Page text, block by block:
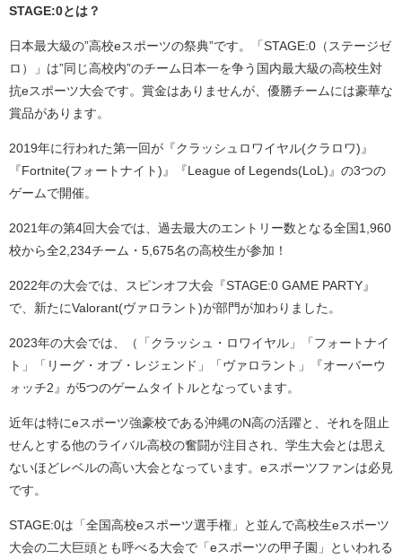
STAGE:0とは？
日本最大級の”高校eスポーツの祭典”です。「STAGE:0（ステージゼ
ロ）」は”同じ高校内”のチーム日本一を争う国内最大級の高校生対
抗eスポーツ大会です。賞金はありませんが、優勝チームには豪華な
賞品があります。
2019年に行われた第一回が『クラッシュロワイヤル(クラロワ)』
『Fortnite(フォートナイト)』『League of Legends(LoL)』の3つの
ゲームで開催。
2021年の第4回大会では、過去最大のエントリー数となる全国1,960
校から全2,234チーム・5,675名の高校生が参加！
2022年の大会では、スピンオフ大会『STAGE:0 GAME PARTY』
で、新たにValorant(ヴァロラント)が部門が加わりました。
2023年の大会では、（「クラッシュ・ロワイヤル」「フォートナイ
ト」「リーグ・オブ・レジェンド」「ヴァロラント」『オーバーウ
ォッチ2』が5つのゲームタイトルとなっています。
近年は特にeスポーツ強豪校である沖縄のN高の活躍と、それを阻止
せんとする他のライバル高校の奮闘が注目され、学生大会とは思え
ないほどレベルの高い大会となっています。eスポーツファンは必見
です。
STAGE:0は「全国高校eスポーツ選手権」と並んで高校生eスポーツ
大会の二大巨頭とも呼べる大会で「eスポーツの甲子園」といわれる